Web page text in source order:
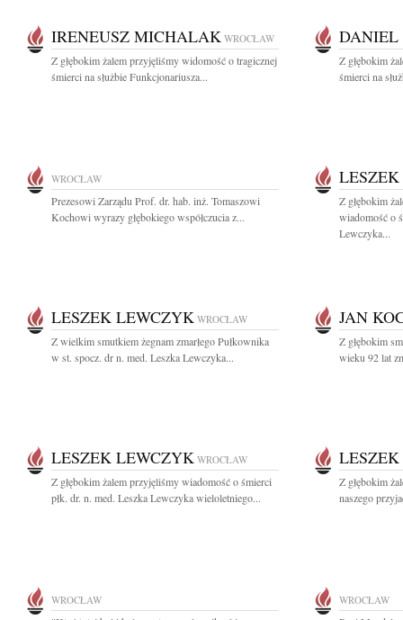
IRENEUSZ MICHALAK WROCŁAW
Z głębokim żalem przyjęliśmy widomość o tragicznej
śmierci na służbie Funkcjonariusza...
Z głębokim
śmierci na
WROCŁAW
Prezesowi Zarządu Prof. dr. hab. inż. Tomaszowi
Kochowi wyrazy głębokiego współczucia z...
Z głębokim
wiadomość o
Lewczyka...
LESZEK LEWCZYK WROCŁAW
Z wielkim smutkiem żegnam zmarłego Pułkownika
w st. spocz. dr n. med. Leszka Lewczyka...
JAN
Z głębokim
wieku 92 lat
LESZEK LEWCZYK WROCŁAW
Z głębokim żalem przyjęliśmy wiadomość o śmierci
płk. dr. n. med. Leszka Lewczyka wieloletniego...
Z głębokim
naszego
WROCŁAW WROCŁAW